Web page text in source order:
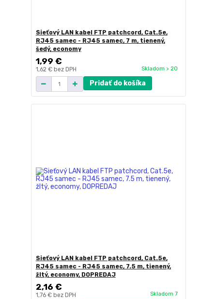
Sieťový LAN kabel FTP patchcord, Cat.5e,
RJ45 samec - RJ45 samec, 7 m, tienený,
šedý, economy
1,99 €
1,62 € bez DPH Skladom > 20
Pridať do košíka
Sieťový LAN kabel FTP patchcord, Cat.5e,
RJ45 samec - RJ45 samec, 7.5 m, tienený,
žltý, economy, DOPREDAJ
2,16 €
1,76 € bez DPH Skladom 7